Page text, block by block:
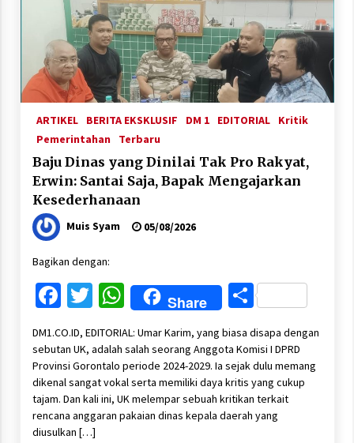
ARTIKEL BERITA EKSKLUSIF DM 1 EDITORIAL
Kritik
Pemerintahan
Terbaru
Baju Dinas yang Dinilai Tak Pro Rakyat,
Erwin: Santai Saja, Bapak Mengajarkan
Kesederhanaan
Muis Syam 05/08/2026
Bagikan dengan:
Facebook
Twitter
WhatsApp
Share Share
DM1.CO.ID, EDITORIAL: Umar Karim, yang biasa disapa dengan
sebutan UK, adalah salah seorang Anggota Komisi I DPRD
Provinsi Gorontalo periode 2024-2029. Ia sejak dulu memang
dikenal sangat vokal serta memiliki daya kritis yang cukup
tajam. Dan kali ini, UK melempar sebuah kritikan terkait
rencana anggaran pakaian dinas kepala daerah yang
diusulkan […]